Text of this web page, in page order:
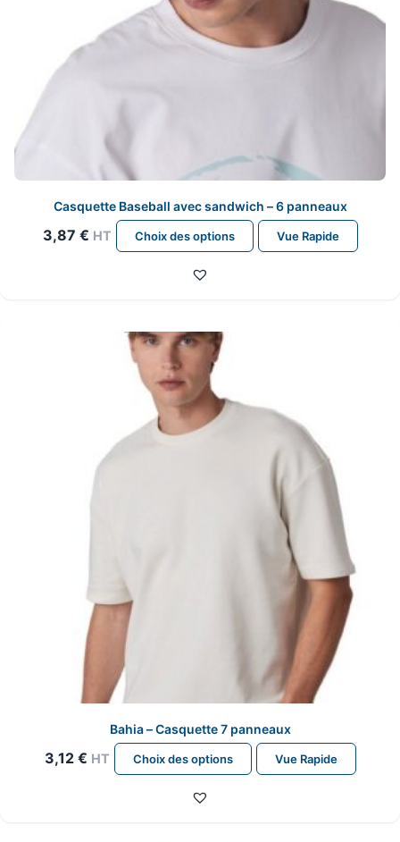
produit
Casquette Baseball avec sandwich – 6 panneaux
3,87 € HT Choix des options
Ce
produit
être
choisies
sur
page
produit
Vue Rapide
Bahia – Casquette 7 panneaux
3,12 € HT Choix des options
Ce
produit
Vue Rapide